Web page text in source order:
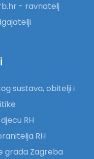
- ravnatelj
sustava, obitelji i
RH
RH
grada Zagreba